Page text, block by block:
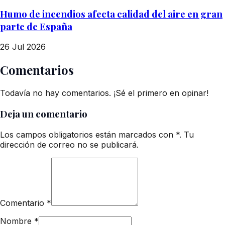
Humo de incendios afecta calidad del aire en gran
parte de España
26 Jul 2026
Comentarios
Todavía no hay comentarios. ¡Sé el primero en opinar!
Deja un comentario
Los campos obligatorios están marcados con *. Tu
dirección de correo no se publicará.
Comentario *
Nombre *